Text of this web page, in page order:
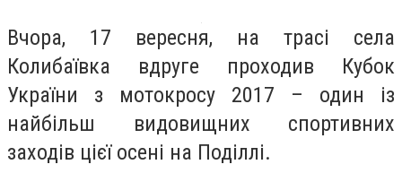
Вчора, 17 вересня, на трасі села
Колибаївка вдруге проходив Кубок
України з мотокросу 2017 – один із
найбільш видовищних спортивних
заходів цієї осені на Поділлі.